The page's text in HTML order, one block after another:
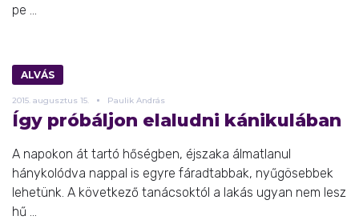
pe ...
ALVÁS
2015. augusztus 15. Paulik András
Így próbáljon elaludni kánikulában
A napokon át tartó hőségben, éjszaka álmatlanul
hánykolódva nappal is egyre fáradtabbak, nyűgösebbek
lehetünk. A következő tanácsoktól a lakás ugyan nem lesz
hű ...